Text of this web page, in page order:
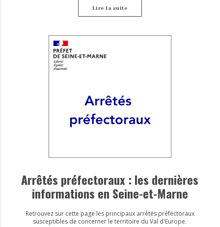
Lire la suite
Arrêtés préfectoraux : les dernières
informations en Seine-et-Marne
Retrouvez sur cette page les principaux arrêtés préfectoraux
susceptibles de concerner le territoire du Val d'Europe.